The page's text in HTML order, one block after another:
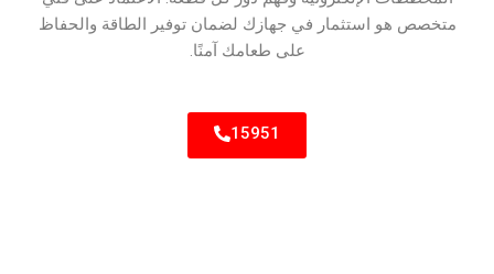
متخصص هو استثمار في جهازك لضمان توفير الطاقة والحفاظ
على طعامك آمنًا.
15951